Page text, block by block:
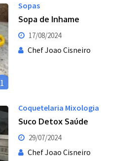
1
Sopas
Sopa de Inhame
17/08/2024
Chef Joao Cisneiro
Coquetelaria Mixologia
Suco Detox Saúde
29/07/2024
Chef Joao Cisneiro